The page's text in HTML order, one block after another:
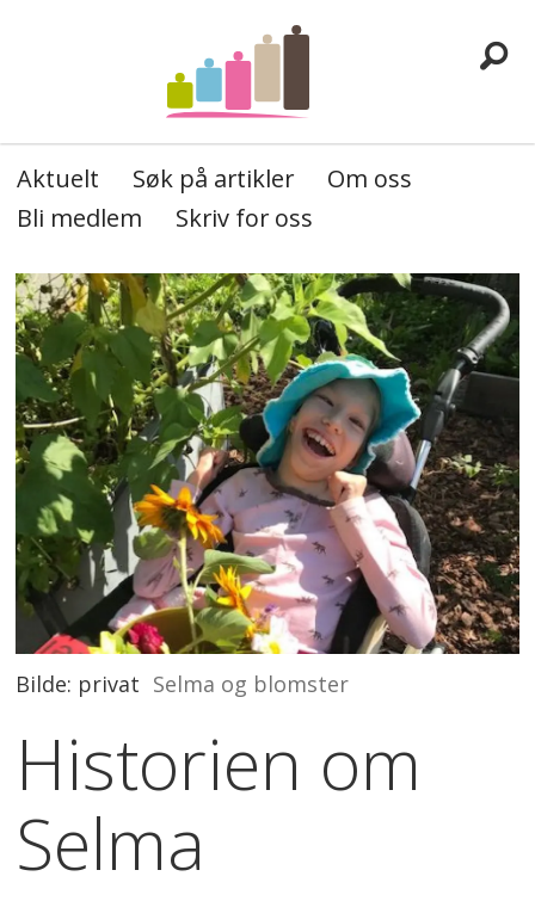
Aktuelt Søk på artikler
Om oss
Bli medlem
Skriv for oss
Bilde: privat Selma og blomster
Historien om
Selma